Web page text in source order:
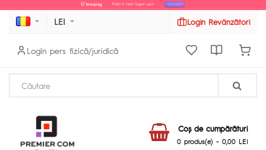
LEI Login Revânzători
Login pers fizică/juridică
Coş de cumpărături
0 produs(e) - 0,00 LEI